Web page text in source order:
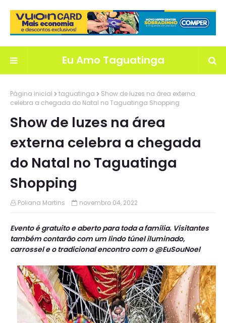
Eu Amo Taguatinga
Página inicial taguatinga
Show de luzes na área externa
celebra a chegada do Natal no Taguatinga Shopping
Show de luzes na área
externa celebra a chegada
do Natal no Taguatinga
Shopping
Poliana Martins novembro 04, 2022
Evento é gratuito e aberto para toda a família. Visitantes
também contarão com um lindo túnel iluminado,
carrossel e o tradicional encontro com o @EuSouNoel